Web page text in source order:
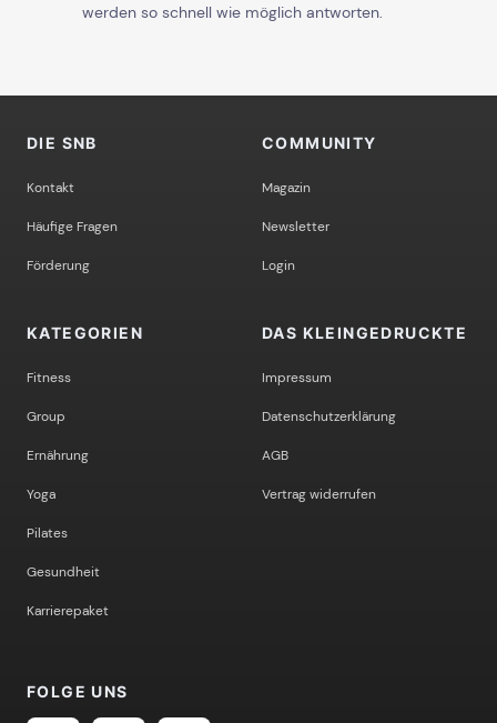
werden so schnell wie möglich antworten.
DIE SNB
Kontakt
Häufige Fragen
Förderung
COMMUNITY
Magazin
Newsletter
Login
KATEGORIEN
Fitness
Group
Ernährung
Yoga
Pilates
Gesundheit
Karrierepaket
DAS KLEINGEDRUCKTE
Impressum
Datenschutzerklärung
AGB
Vertrag widerrufen
FOLGE UNS